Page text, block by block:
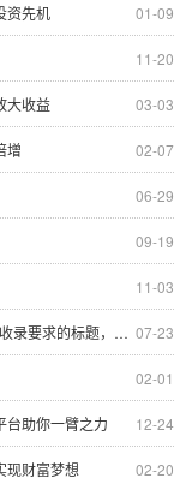
01-09
资先机
11-20
03-03
大收益
02-07
增
06-29
09-19
11-03
07-23
标题，均在以内：
02-01
12-24
台助你一臂之力
02-20
现财富梦想